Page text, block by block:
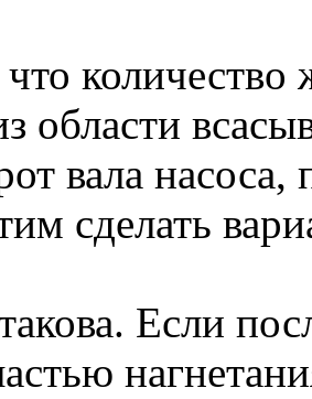
количество
области
вала
сделать
Если